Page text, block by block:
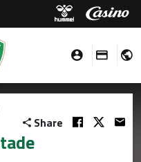
Share